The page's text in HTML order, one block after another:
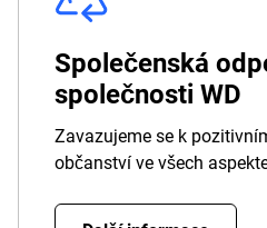
Společenská
společnosti WD
Zavazujeme se k
občanství ve všech